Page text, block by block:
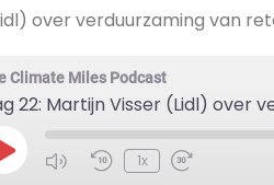
over verduurzaming van
Climate Miles Podcast
22: Martijn Visser (Lidl) over
1x